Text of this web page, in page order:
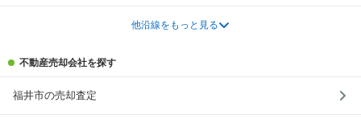
他沿線をもっと見る
不動産売却会社を探す
福井市の売却査定